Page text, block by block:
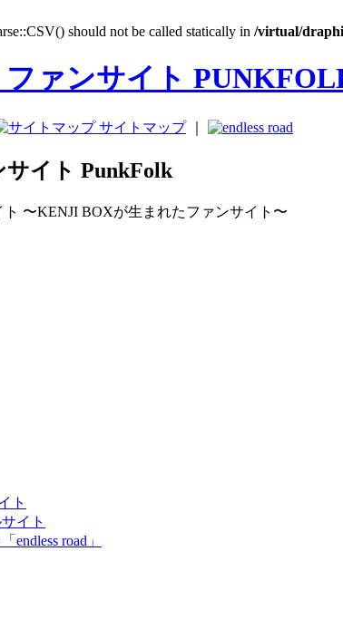
should not be called statically in /virtual/
サイトマップ｜
サイト PunkFolk
〜KENJI BOXが生まれたファンサイト〜
ト
イト
road」